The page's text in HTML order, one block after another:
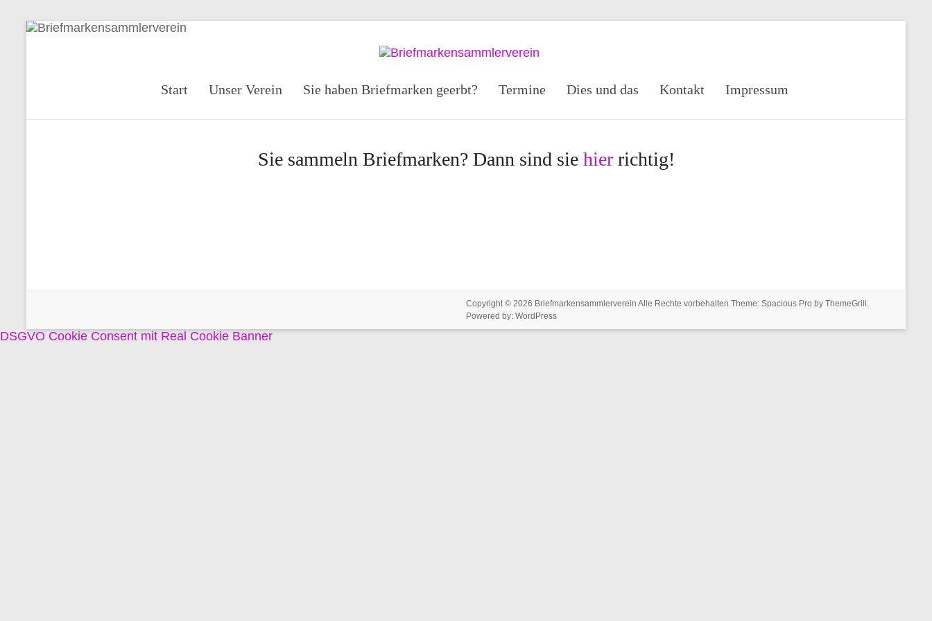
Zum
Syke
Start Unser Verein Sie haben Briefmarken geerbt? Termine Dies und das Kontakt Impressum
Sie sammeln Briefmarken? Dann sind sie hierrichtig!
Copyright © 2026 Briefmarkensammlerverein Alle Rechte vorbehalten.Theme: Spacious Pro by ThemeGrill.
Powered by: WordPress
DSGVO Cookie Consent mit Real Cookie Banner